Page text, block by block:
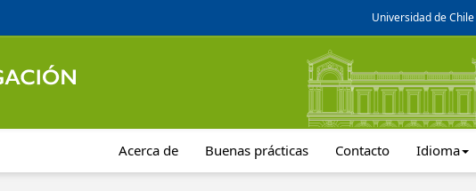
Universidad de Chile
Acerca de Buenas prácticas Contacto Idioma